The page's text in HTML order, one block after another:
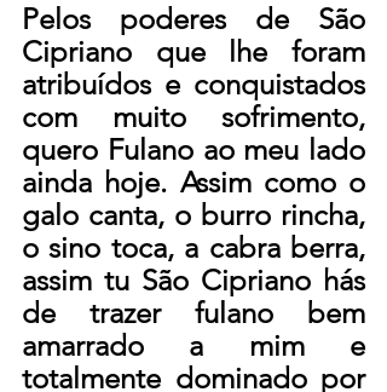
Pelos poderes de São
Cipriano que lhe foram
atribuídos e conquistados
com muito sofrimento,
quero Fulano ao meu lado
ainda hoje. Assim como o
galo canta, o burro rincha,
o sino toca, a cabra berra,
assim tu São Cipriano hás
de trazer fulano bem
amarrado a mim e
totalmente dominado por